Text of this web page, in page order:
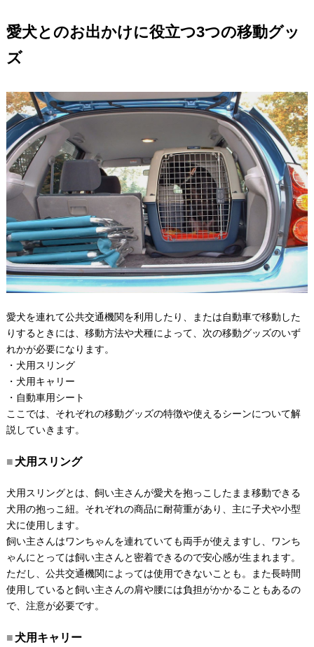
愛犬とのお出かけに役立つ3つの移動グッ
ズ
愛犬を連れて公共交通機関を利用したり、または自動車で移動した
りするときには、移動方法や犬種によって、次の移動グッズのいず
れかが必要になります。
・犬用スリング
・犬用キャリー
・自動車用シート
ここでは、それぞれの移動グッズの特徴や使えるシーンについて解
説していきます。
犬用スリング
犬用スリングとは、飼い主さんが愛犬を抱っこしたまま移動できる
犬用の抱っこ紐。それぞれの商品に耐荷重があり、主に子犬や小型
犬に使用します。
飼い主さんはワンちゃんを連れていても両手が使えますし、ワンち
ゃんにとっては飼い主さんと密着できるので安心感が生まれます。
ただし、公共交通機関によっては使用できないことも。また長時間
使用していると飼い主さんの肩や腰には負担がかかることもあるの
で、注意が必要です。
犬用キャリー